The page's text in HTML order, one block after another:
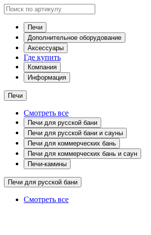
Печи
Дополнительное оборудование
Аксессуары
Где купить
Компания
Информация
Печи
Смотреть все
Печи для русской бани
Печи для русской бани и сауны
Печи для коммерческих бань
Печи для коммерческих бань и саун
Печи-камины
Печи для русской бани
Смотреть все